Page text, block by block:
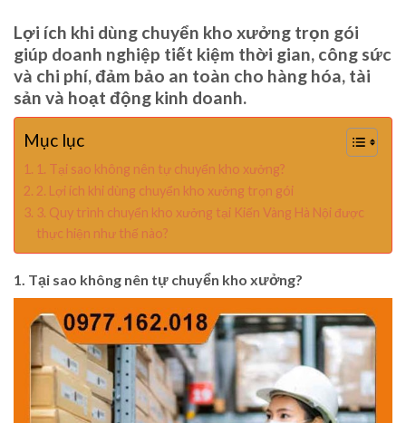
Lợi ích khi dùng chuyển kho xưởng trọn gói
giúp doanh nghiệp tiết kiệm thời gian, công sức
và chi phí, đảm bảo an toàn cho hàng hóa, tài
sản và hoạt động kinh doanh.
Mục lục
1. Tại sao không nên tự chuyển kho xưởng?
2. Lợi ích khi dùng chuyển kho xưởng trọn gói
3. Quy trình chuyển kho xưởng tại Kiến Vàng Hà Nội được
thực hiện như thế nào?
1. Tại sao không nên tự chuyển kho xưởng?